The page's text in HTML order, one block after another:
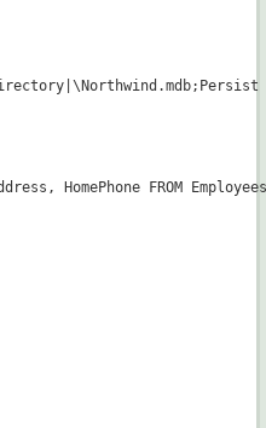
HomePhone FROM